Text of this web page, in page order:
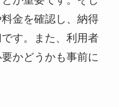
金を確認し、納得
す。また、利用者
かどうかも事前に